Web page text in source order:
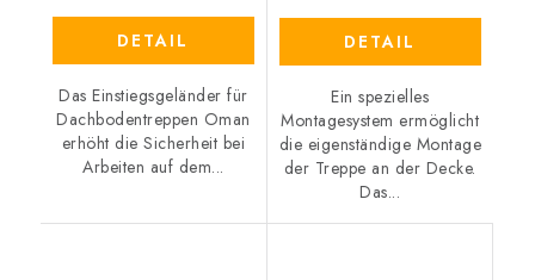
DETAIL
Das Einstiegsgeländer für
Dachbodentreppen Oman
erhöht die Sicherheit bei
Arbeiten auf dem...
DETAIL
Ein spezielles
Montagesystem ermöglicht
die eigenständige Montage
der Treppe an der Decke.
Das...